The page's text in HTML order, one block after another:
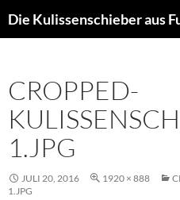
Inhalt
Die Kulissenschieber aus
CROPPED-
1.JPG
JULI 20, 2016 1920 × 888
1.JPG